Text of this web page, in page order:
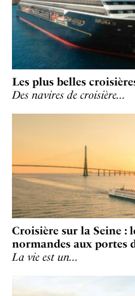
Les plus belles
Des navires de croisière…
Croisière sur la Seine :
normandes aux portes
La vie est un…